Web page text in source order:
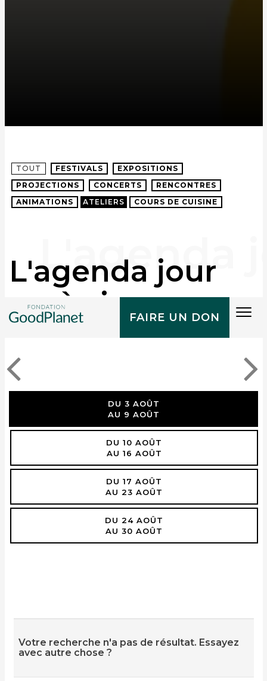
FAIRE UN DON
TOUT FESTIVALS
EXPOSITIONS
PROJECTIONS
CONCERTS
RENCONTRES
ANIMATIONS
ATELIERS COURS DE CUISINE
L'agenda jour
après jour
DU 3 AOÛT
AU 9 AOÛT
DU 10 AOÛT
AU 16 AOÛT
DU 17 AOÛT
AU 23 AOÛT
DU 24 AOÛT
AU 30 AOÛT
Votre recherche n'a pas de résultat. Essayez
avec autre chose ?